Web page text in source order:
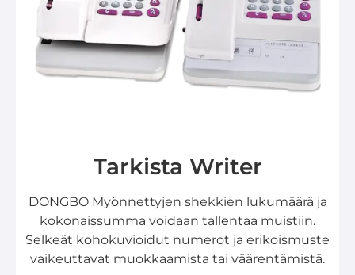
Tarkista Writer
DONGBO Myönnettyjen shekkien lukumäärä ja
kokonaissumma voidaan tallentaa muistiin.
Selkeät kohokuvioidut numerot ja erikoismuste
vaikeuttavat muokkaamista tai väärentämistä.